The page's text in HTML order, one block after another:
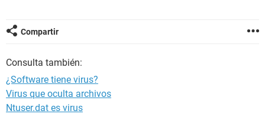
Compartir
Consulta también:
¿Software tiene virus?
Virus que oculta archivos
Ntuser.dat es virus